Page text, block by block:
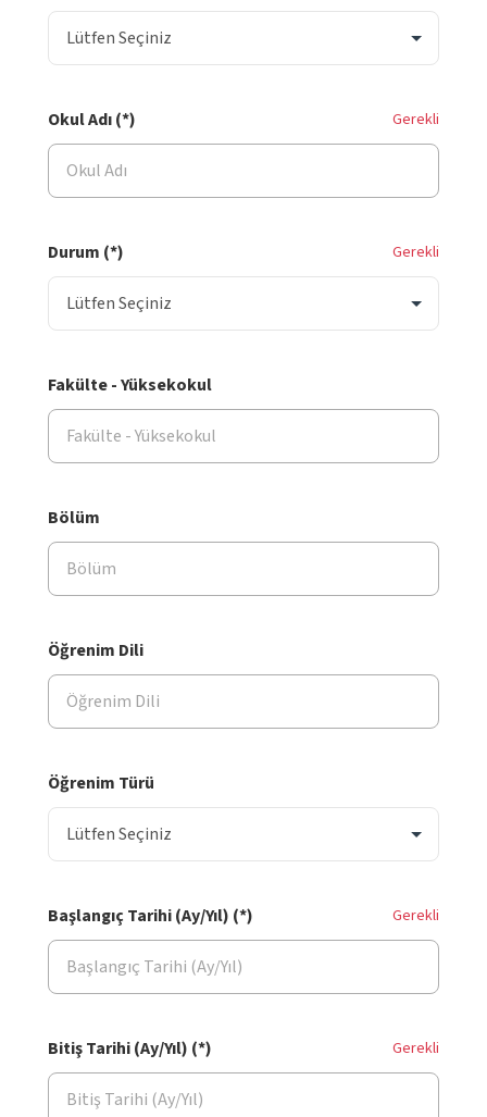
Okul Adı (*) Gerekli
Durum (*) Gerekli
Fakülte - Yüksekokul
Bölüm
Öğrenim Dili
Öğrenim Türü
Başlangıç Tarihi (Ay/Yıl) (*) Gerekli
Bitiş Tarihi (Ay/Yıl) (*) Gerekli